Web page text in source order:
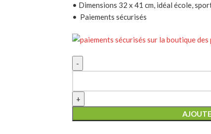
• Dimensions 32 x 41 cm, idéal école,
• Paiements sécurisés